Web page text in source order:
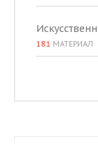
181 МАТЕРИАЛ